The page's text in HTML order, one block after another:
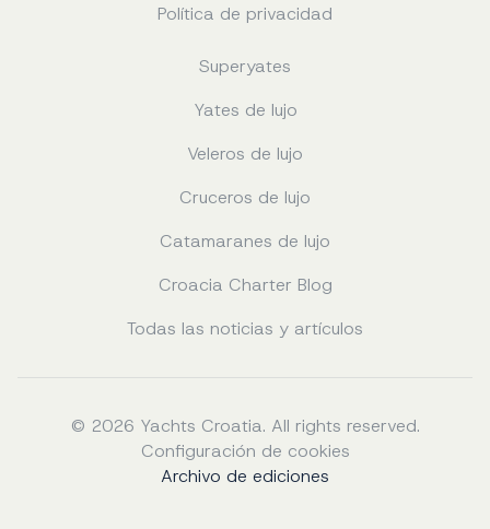
Política de privacidad
Superyates
Yates de lujo
Veleros de lujo
Cruceros de lujo
Catamaranes de lujo
Croacia Charter Blog
Todas las noticias y artículos
© 2026 Yachts Croatia. All rights reserved.
Configuración de cookies
Archivo de ediciones